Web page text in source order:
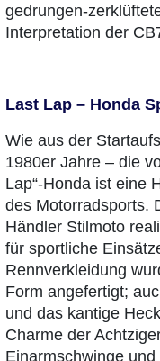
gedrungen-
Interpretation der
Last Lap – Honda
Wie aus der
1980er Jahre – die
Lap“-Honda ist eine
des Motorradsports.
Händler Stilmoto
für sportliche
Rennverkleidung
Form angefertigt;
und das kantige
Charme der
Einarmschwinge